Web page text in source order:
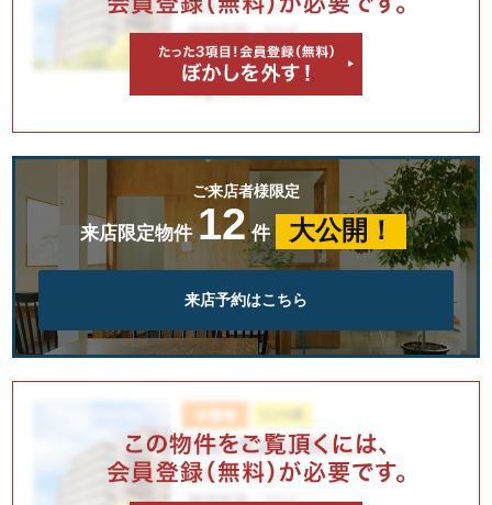
ご来店者様限定
来店限定物件 12 件 大公開！
来店予約はこちら